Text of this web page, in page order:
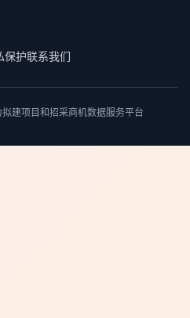
保护联系我们
建项目和招采商机数据服务平台